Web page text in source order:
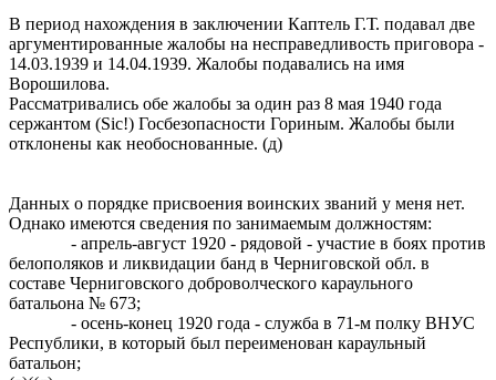
В период нахождения в заключении Каптель Г.Т. подавал две
аргументированные жалобы на несправедливость приговора -
14.03.1939 и 14.04.1939. Жалобы подавались на имя
Ворошилова.
Рассматривались обе жалобы за один раз 8 мая 1940 года
сержантом (Sic!) Госбезопасности Гориным. Жалобы были
отклонены как необоснованные. (д)
Данных о порядке присвоения воинских званий у меня нет.
Однако имеются сведения по занимаемым должностям:
- апрель-август 1920 - рядовой - участие в боях против
белополяков и ликвидации банд в Черниговской обл. в
составе Черниговского доброволческого караульного
батальона № 673;
- осень-конец 1920 года - служба в 71-м полку ВНУC
Республики, в который был переименован караульный
батальон;